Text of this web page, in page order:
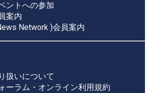
ントへの参加
案内
Network )会員案内
扱いについて
ーラム・オンライン利用規約